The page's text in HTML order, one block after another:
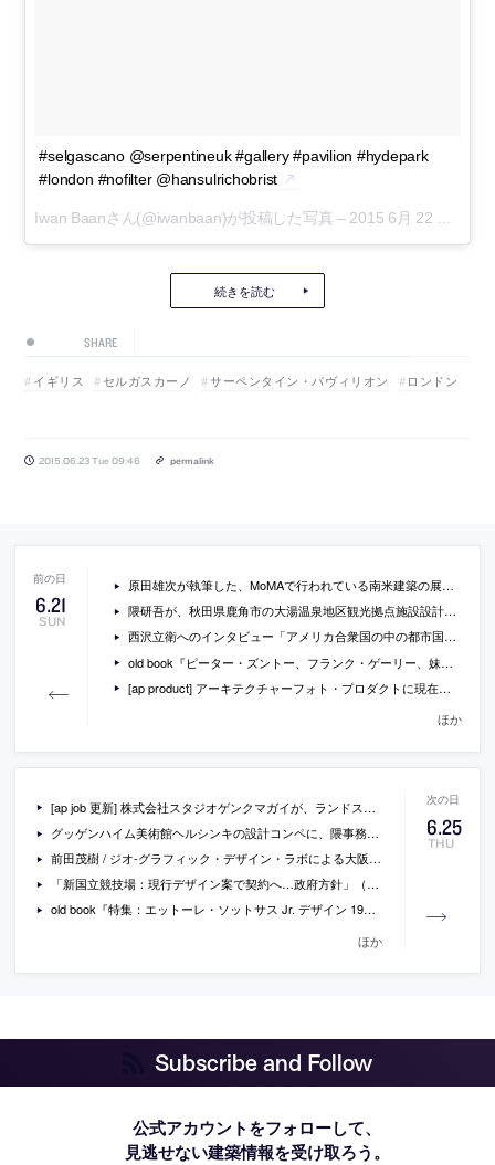
#selgascano @serpentineuk #gallery #pavilion #hydepark
#london #nofilter @hansulrichobrist
Iwan Baanさん(@iwanbaan)が投稿した写真 – 2015 6月 22 8:31午前 PDT
続きを読む
SHARE
イギリス セルガスカーノ サーペンタイン・パヴィリオン ロンドン
2015.06.23 Tue 09:46 permalink
6.21
SUN
‎原田雄次が執筆した、MoMAで行われている南米建築の展覧会「ラテンアメリカ・イン・コンストラクション 1955-1980」のレビューと会場写真
隈研吾が、秋田県鹿角市の大湯温泉地区観光拠点施設設計プロポーザルで委託候補者に
西沢立衛へのインタビュー「アメリカ合衆国の中の都市国家──西沢立衛さんが過ごしたNYでの時間」
old book『ピーター・ズントー、フランク・ゲーリー、妹島和世、コールハース他 El Croquis 88 / 89』
[ap product] アーキテクチャーフォト・プロダクトに現在掲載されている製品情報一覧（2015/6/22）
ほか
6.25
THU
[ap job 更新] 株式会社スタジオゲンクマガイが、ランドスケープデザイン業務のチーフデザイナーを募集中
グッゲンハイム美術館ヘルシンキの設計コンペに、隈事務所や坂茂事務所での勤務経験をもつ、フランス人と日本人による「モロー クスノキ建築設計」が勝利
前田茂樹 / ジオ-グラフィック・デザイン・ラボによる大阪の「ノルトロック・ジャパン新社屋」の写真
「新国立競技場：現行デザイン案で契約へ…政府方針」（毎日新聞）
old book『特集：エットーレ・ソットサス Jr. デザイン 1968年7月号』
ほか
Subscribe and Follow
公式アカウントをフォローして、
見逃せない建築情報を受け取ろう。